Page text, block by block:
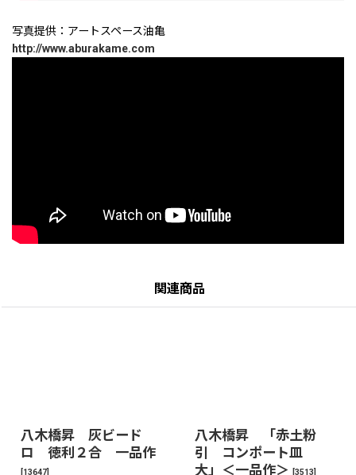
写真提供：アートスペース油亀
http://www.aburakame.com
関連商品
八木橋昇 灰ビード
ロ 徳利２合 一品作
[13647]
八木橋昇 「赤土粉
引 コンポート皿
大」＜一品作＞
[3513]